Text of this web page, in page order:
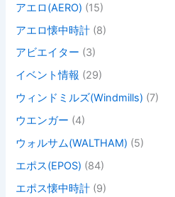
アエロ(AERO) (15)
アエロ懐中時計 (8)
アビエイター (3)
イベント情報 (29)
ウィンドミルズ(Windmills) (7)
ウエンガー (4)
ウォルサム(WALTHAM) (5)
エポス(EPOS) (84)
エポス懐中時計 (9)